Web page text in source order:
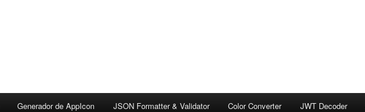
Generador de AppIcon JSON Formatter & Validator Color Converter JWT Decoder